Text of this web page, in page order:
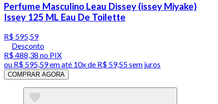
Perfume Masculino Leau Dissey (issey Miyake)
Issey 125 ML Eau De Toilette
R$ 595,59
Desconto
R$ 488,38 no PIX
ou R$ 595,59em até 10x de R$ 59,55 sem juros
COMPRAR AGORA